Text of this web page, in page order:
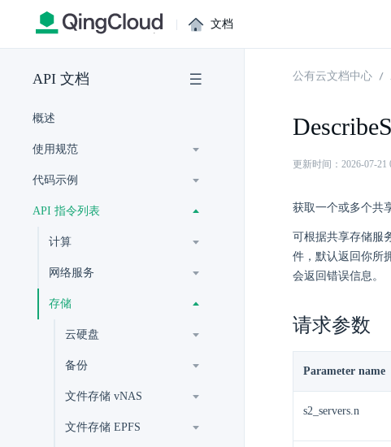
| 文档
API 文档
概述
使用规范
代码示例
API 指令列表
计算
网络服务
存储
云硬盘
备份
文件存储 vNAS
文件存储 EPFS
公有云文档中心
更新时间：2026-07-21
获取一个或多个共
可根据共享存储服
件，默认返回你所
会返回错误信息。
请求参数
Parameter name
s2_servers.n